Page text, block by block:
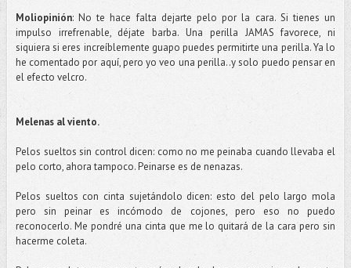
Moliopinión: No te hace falta dejarte pelo por la cara. Si tienes un
impulso irrefrenable, déjate barba. Una perilla JAMAS favorece, ni
siquiera si eres increíblemente guapo puedes permitirte una perilla. Ya lo
he comentado por aquí, pero yo veo una perilla..y solo puedo pensar en
el efecto velcro.
Melenas al viento.
Pelos sueltos sin control dicen: como no me peinaba cuando llevaba el
pelo corto, ahora tampoco. Peinarse es de nenazas.
Pelos sueltos con cinta sujetándolo dicen: esto del pelo largo mola
pero sin peinar es incómodo de cojones, pero eso no puedo
reconocerlo. Me pondré una cinta que me lo quitará de la cara pero sin
hacerme coleta.